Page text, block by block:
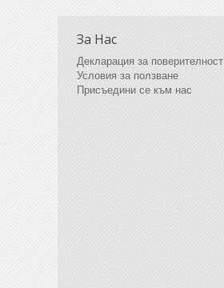
За Нас
Декларация за поверителност
Условия за ползване
Присъедини се към нас